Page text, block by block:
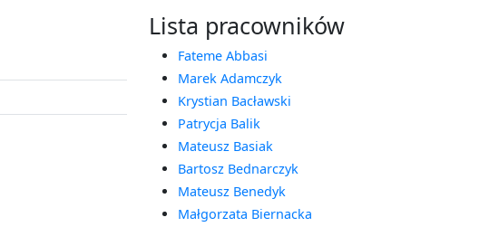
Lista pracowników
Fateme Abbasi
Marek Adamczyk
Krystian Bacławski
Patrycja Balik
Mateusz Basiak
Bartosz Bednarczyk
Mateusz Benedyk
Małgorzata Biernacka